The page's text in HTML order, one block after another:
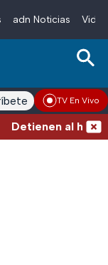
adn Noticias
Noticias RadioTV En Vivo
Detienen al